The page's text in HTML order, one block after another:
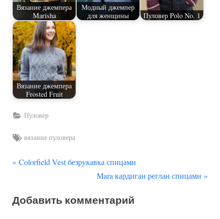
Вязание джемпера
Marisha
Модный джемпер
для женщины
Пуловер Polo No. 1
Вязание джемпера
Frosted Fruit
Пуловер
Tags:
вязание пуловера
Навигация
записям
П
д
Colorfield Vest безрукавка спицами
С
е
Mara кардиган реглан спицами
Добавить комментарий